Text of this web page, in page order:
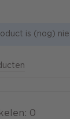
is (nog)
0